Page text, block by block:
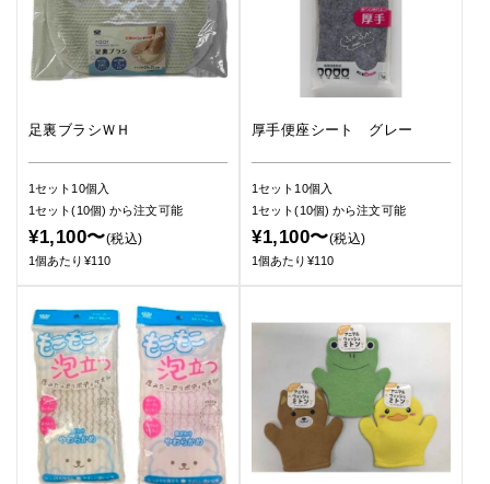
足裏ブラシＷＨ
1セット10個入
1セット(10個)から注文可能
¥1,100〜(税込)
1個あたり¥110
厚手便座シート グレー
1セット10個入
1セット(10個)から注文可能
¥1,100〜(税込)
1個あたり¥110